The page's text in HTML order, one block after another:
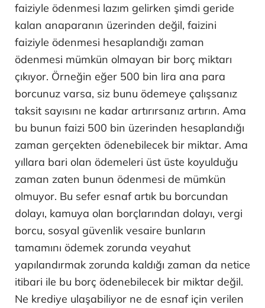
faiziyle ödenmesi lazım gelirken şimdi geride
kalan anaparanın üzerinden değil, faizini
faiziyle ödenmesi hesaplandığı zaman
ödenmesi mümkün olmayan bir borç miktarı
çıkıyor. Örneğin eğer 500 bin lira ana para
borcunuz varsa, siz bunu ödemeye çalışsanız
taksit sayısını ne kadar artırırsanız artırın. Ama
bu bunun faizi 500 bin üzerinden hesaplandığı
zaman gerçekten ödenebilecek bir miktar. Ama
yıllara bari olan ödemeleri üst üste koyulduğu
zaman zaten bunun ödenmesi de mümkün
olmuyor. Bu sefer esnaf artık bu borcundan
dolayı, kamuya olan borçlarından dolayı, vergi
borcu, sosyal güvenlik vesaire bunların
tamamını ödemek zorunda veyahut
yapılandırmak zorunda kaldığı zaman da netice
itibari ile bu borç ödenebilecek bir miktar değil.
Ne krediye ulaşabiliyor ne de esnaf için verilen